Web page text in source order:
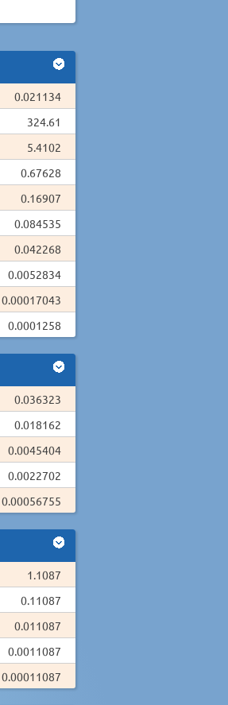
0.021134
324.61
5.4102
0.67628
0.16907
0.084535
0.042268
0.0052834
0.00017043
0.0001258
0.036323
0.018162
0.0045404
0.0022702
0.00056755
1.1087
0.11087
0.011087
0.0011087
0.00011087